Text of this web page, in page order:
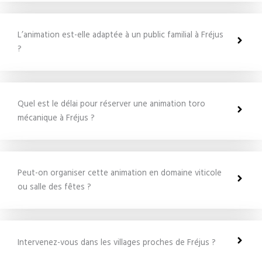
L’animation est-elle adaptée à un public familial à Fréjus
?
Quel est le délai pour réserver une animation toro
mécanique à Fréjus ?
Peut-on organiser cette animation en domaine viticole
ou salle des fêtes ?
Intervenez-vous dans les villages proches de Fréjus ?